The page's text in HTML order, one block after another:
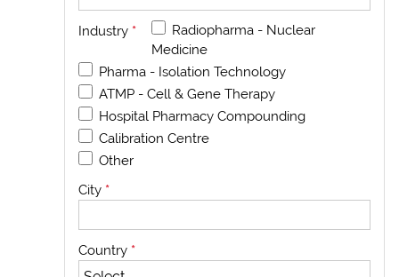
Industry *
Radiopharma - Nuclear
Medicine
Pharma - Isolation Technology
ATMP - Cell & Gene Therapy
Hospital Pharmacy Compounding
Calibration Centre
Other
City *
Country *